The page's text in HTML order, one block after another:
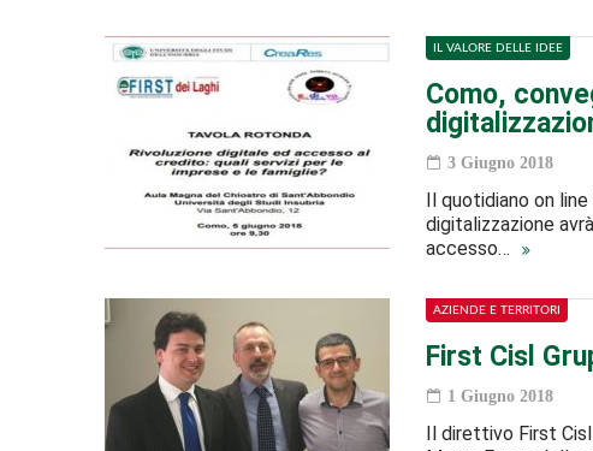
IL VALORE DELLE IDEE
Como,
3 Giugno 2018
Il quotidiano on
digitalizzazione
accesso…
AZIENDE E TERRITORI
First Cisl
1 Giugno 2018
Il direttivo First